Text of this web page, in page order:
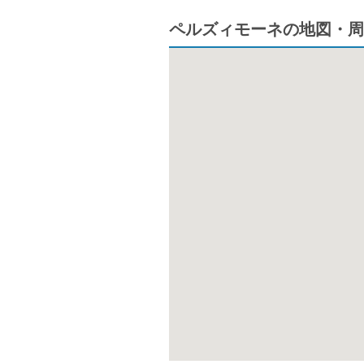
ペルズィモーネの地図・